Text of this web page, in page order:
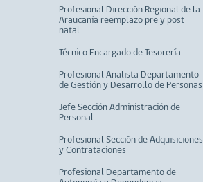
Profesional Dirección Regional de la
Araucanía reemplazo pre y post
natal
Técnico Encargado de Tesorería
Profesional Analista Departamento
de Gestión y Desarrollo de Personas
Jefe Sección Administración de
Personal
Profesional Sección de Adquisiciones
y Contrataciones
Profesional Departamento de